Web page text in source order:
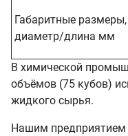
Габаритные размеры,
диаметр/длина мм
В химической
объёмов (75 кубов)
жидкого сырья.
Нашим предприятием